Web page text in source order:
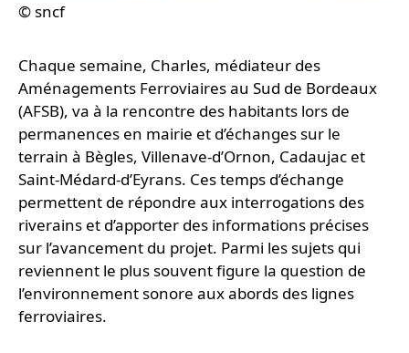
© sncf
Chaque semaine, Charles, médiateur des
Aménagements Ferroviaires au Sud de Bordeaux
(AFSB), va à la rencontre des habitants lors de
permanences en mairie et d’échanges sur le
terrain à Bègles, Villenave-d’Ornon, Cadaujac et
Saint-Médard-d’Eyrans. Ces temps d’échange
permettent de répondre aux interrogations des
riverains et d’apporter des informations précises
sur l’avancement du projet. Parmi les sujets qui
reviennent le plus souvent figure la question de
l’environnement sonore aux abords des lignes
ferroviaires.